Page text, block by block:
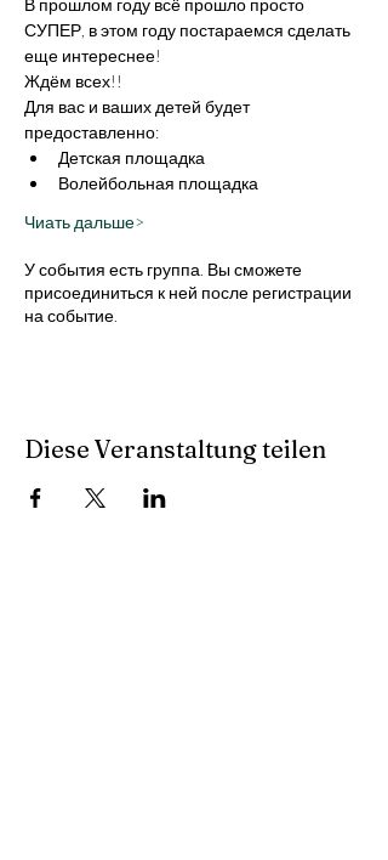
В прошлом году всё прошло просто
СУПЕР, в этом году постараемся сделать
еще интереснее!
Ждём всех!!
Для вас и ваших детей будет
предоставленно:
Детская площадка
Волейбольная площадка
Чиать дальше>
У события есть группа. Вы сможете
присоединиться к ней после регистрации
на событие.
Diese Veranstaltung teilen